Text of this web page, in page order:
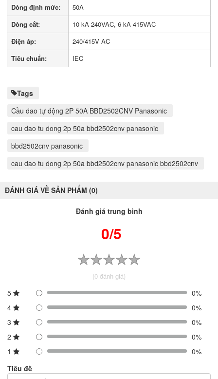
Dòng định mức:
50A
Dòng cắt:
10 kA 240VAC, 6 kA 415VAC
Điện áp:
240/415V AC
Tiêu chuẩn:
IEC
Tags
Cầu dao tự động 2P 50A BBD2502CNV Panasonic
cau dao tu dong 2p 50a bbd2502cnv panasonic
bbd2502cnv panasonic
cau dao tu dong 2p 50a bbd2502cnv panasonic bbd2502cnv
ĐÁNH GIÁ VỀ SẢN PHẨM (0)
Đánh giá trung bình
0/5
(0 đánh giá)
5
0%
4
0%
3
0%
2
0%
1
0%
Tiêu đề